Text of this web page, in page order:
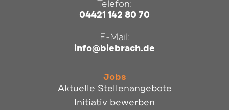
Telefon:
04421 142 80 70
E-Mail:
info@biebrach.de
Jobs
Aktuelle Stellenangebote
Initiativ bewerben